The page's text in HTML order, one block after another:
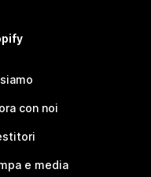
con noi
e media